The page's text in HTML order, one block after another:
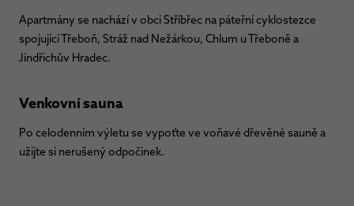
Apartmány se nachází v obci Stříbřec na páteřní cyklostezce
spojující Třeboň, Stráž nad Nežárkou, Chlum u Třeboně a
Jindřichův Hradec.
Venkovní sauna
Po celodenním výletu se vypoťte ve voňavé dřevěné sauně a
užijte si nerušený odpočinek.